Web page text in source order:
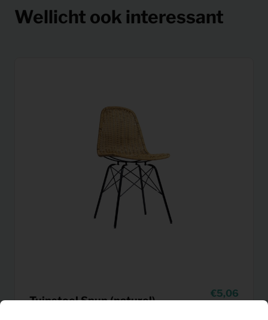
Wellicht ook interessant
Tuinstoel Spun (naturel)
5,06